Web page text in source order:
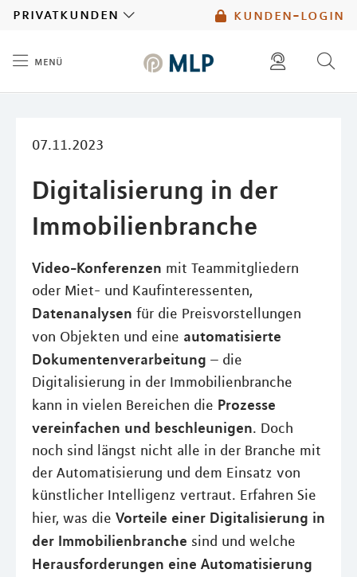
kunden-login
privatkunden
menü
07.11.2023
Digitalisierung in der
Immobilienbranche
Video-Konferenzen mit Teammitgliedern
oder Miet- und Kaufinteressenten,
Datenanalysen für die Preisvorstellungen
von Objekten und eine automatisierte
Dokumentenverarbeitung – die
Digitalisierung in der Immobilienbranche
kann in vielen Bereichen die Prozesse
vereinfachen und beschleunigen. Doch
noch sind längst nicht alle in der Branche mit
der Automatisierung und dem Einsatz von
künstlicher Intelligenz vertraut. Erfahren Sie
hier, was die Vorteile einer Digitalisierung in
der Immobilienbranche sind und welche
Herausforderungen eine Automatisierung